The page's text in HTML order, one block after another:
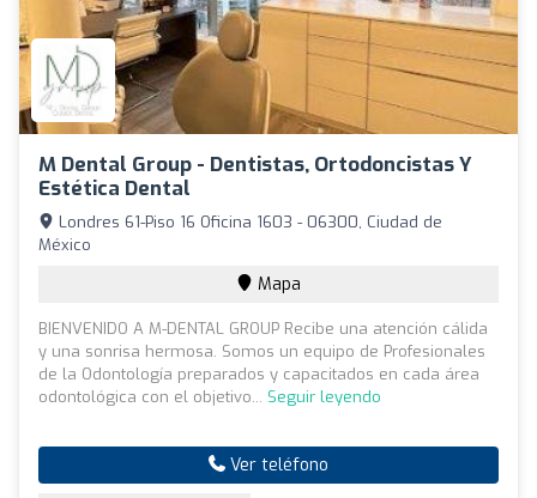
M Dental Group - Dentistas, Ortodoncistas Y
Estética Dental
Londres 61-Piso 16 Oficina 1603 - 06300, Ciudad de
México
Mapa
BIENVENIDO A M-DENTAL GROUP Recibe una atención cálida
y una sonrisa hermosa. Somos un equipo de Profesionales
de la Odontología preparados y capacitados en cada área
odontológica con el objetivo... Seguir leyendo
Ver teléfono